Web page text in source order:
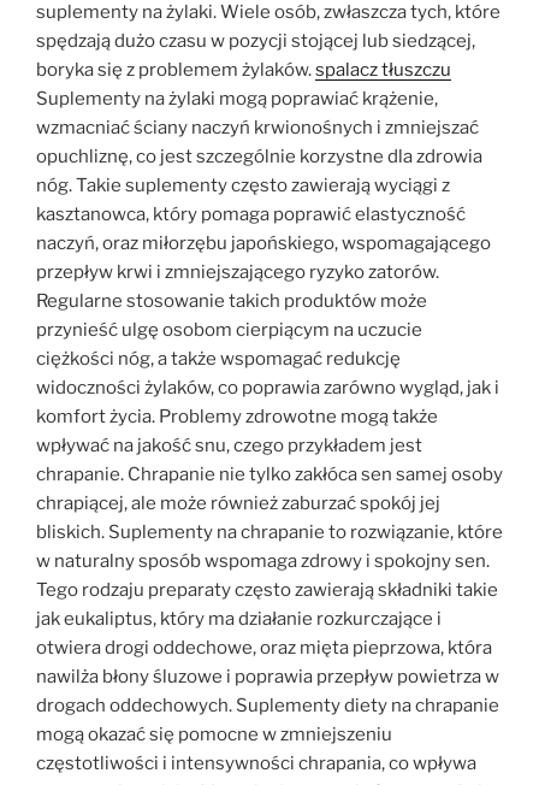
suplementy na żylaki. Wiele osób, zwłaszcza tych, które
spędzają dużo czasu w pozycji stojącej lub siedzącej,
boryka się z problemem żylaków.spalacz tłuszczu
Suplementy na żylaki mogą poprawiać krążenie,
wzmacniać ściany naczyń krwionośnych i zmniejszać
opuchliznę, co jest szczególnie korzystne dla zdrowia
nóg. Takie suplementy często zawierają wyciągi z
kasztanowca, który pomaga poprawić elastyczność
naczyń, oraz miłorzębu japońskiego, wspomagającego
przepływ krwi i zmniejszającego ryzyko zatorów.
Regularne stosowanie takich produktów może
przynieść ulgę osobom cierpiącym na uczucie
ciężkości nóg, a także wspomagać redukcję
widoczności żylaków, co poprawia zarówno wygląd, jak i
komfort życia. Problemy zdrowotne mogą także
wpływać na jakość snu, czego przykładem jest
chrapanie. Chrapanie nie tylko zakłóca sen samej osoby
chrapiącej, ale może również zaburzać spokój jej
bliskich. Suplementy na chrapanie to rozwiązanie, które
w naturalny sposób wspomaga zdrowy i spokojny sen.
Tego rodzaju preparaty często zawierają składniki takie
jak eukaliptus, który ma działanie rozkurczające i
otwiera drogi oddechowe, oraz mięta pieprzowa, która
nawilża błony śluzowe i poprawia przepływ powietrza w
drogach oddechowych. Suplementy diety na chrapanie
mogą okazać się pomocne w zmniejszeniu
częstotliwości i intensywności chrapania, co wpływa